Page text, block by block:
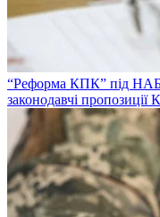
“Реформа КПК” під
законодавчі